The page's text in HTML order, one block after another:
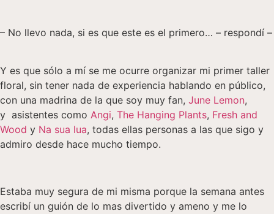
– No llevo nada, si es que este es el primero… – respondí –
Y es que sólo a mí se me ocurre organizar mi primer taller
floral, sin tener nada de experiencia hablando en público,
con una madrina de la que soy muy fan, June Lemon,
y asistentes como Angi, The Hanging Plants, Fresh and
Wood y Na sua lua, todas ellas personas a las que sigo y
admiro desde hace mucho tiempo.
Estaba muy segura de mi misma porque la semana antes
escribí un guión de lo mas divertido y ameno y me lo